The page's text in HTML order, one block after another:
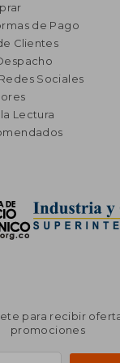
de Pago
Clientes
Sociales
Lectura
para recibir
promociones